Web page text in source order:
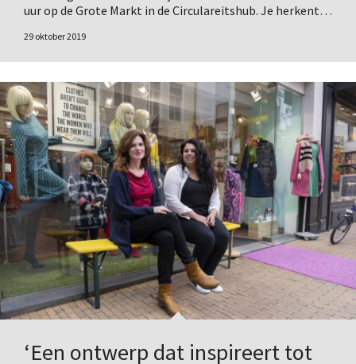
uur op de Grote Markt in de Circulareitshub. Je herkent…
29 oktober 2019
‘Een ontwerp dat inspireert tot